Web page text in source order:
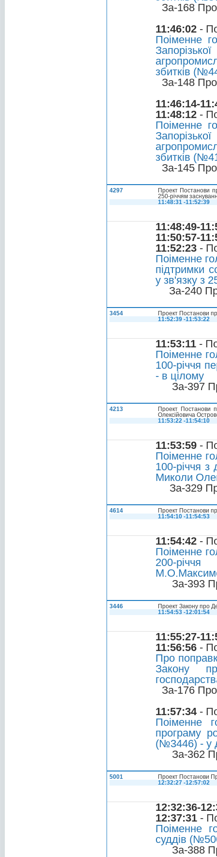
За-168
11:46:02 -
Поіменне
збитків
За-148
11:46:14-
11:48:12 -
Поіменне
збитків
За-145
4297
Проект Постанови
250-річчям
11:48:31 -11:52:39
11:48:49-
11:50:57-
11:52:23 -
Поіменне
підтримки
у зв'язку з
За-240
3454
Проект Постанови
11:52:39 -11:53:22
11:53:11 -
Поіменне
100-річчя
- в цілому
За-397
4213
Проект Постанови
Олексійовича
11:53:22 -11:54:10
11:53:59 -
Поіменне
100-річчя з
Миколи
За-329
4614
Проект Постанови
11:54:10 -11:54:53
11:54:42 -
Поіменне
200-
За-393
3446
Проект Закону про
11:54:53 -12:01:54
11:55:27-
11:56:56 -
Про
Закону
За-176
11:57:34-
Поіменне
програму
(№3446) - у
За-362
5001
Проект Постанови
12:32:27 -12:57:02
12:32:36-
12:37:31 -
Поіменне
суддів
За-388